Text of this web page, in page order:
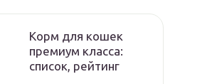
Корм для кошек
премиум класса:
список, рейтинг